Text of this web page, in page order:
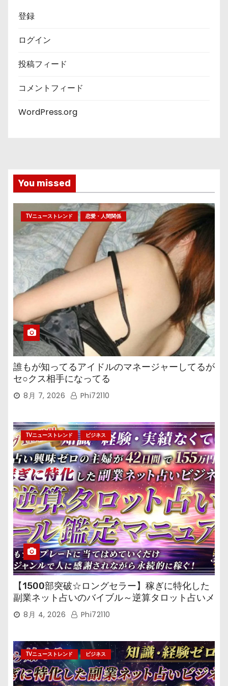
登録
ログイン
投稿フィード
コメントフィード
WordPress.org
You missed
TVニューストレンド 恋愛・人間関係
誰もが知ってるアイドルのマネージャーしてるが
セ○クス相手になってる
8月 7, 2026 Phi72110
TVニューストレンド ビジネス
【1500部突破☆ロングセラー】稼ぎに特化した
副業ネット占いのバイブル～逆算タロット占いメ
ール鑑定マニュアル～
8月 4, 2026 Phi72110
TVニューストレンド ビジネス